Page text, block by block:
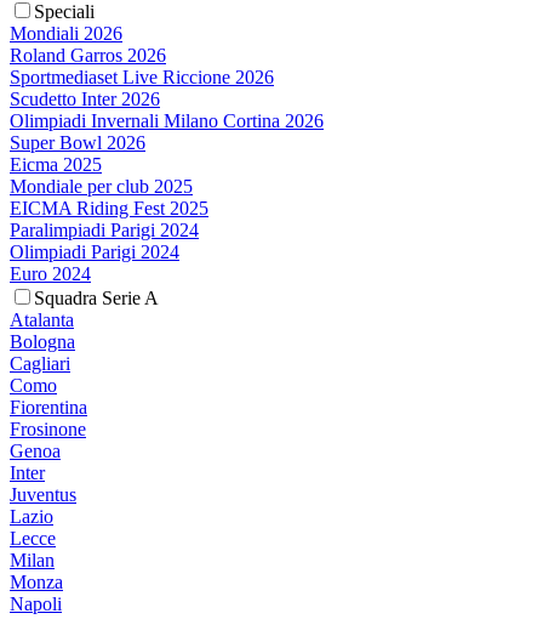
Speciali
Mondiali 2026
Roland Garros 2026
Sportmediaset Live Riccione 2026
Scudetto Inter 2026
Olimpiadi Invernali Milano Cortina 2026
Super Bowl 2026
Eicma 2025
Mondiale per club 2025
EICMA Riding Fest 2025
Paralimpiadi Parigi 2024
Olimpiadi Parigi 2024
Euro 2024
Squadra Serie A
Atalanta
Bologna
Cagliari
Como
Fiorentina
Frosinone
Genoa
Inter
Juventus
Lazio
Lecce
Milan
Monza
Napoli